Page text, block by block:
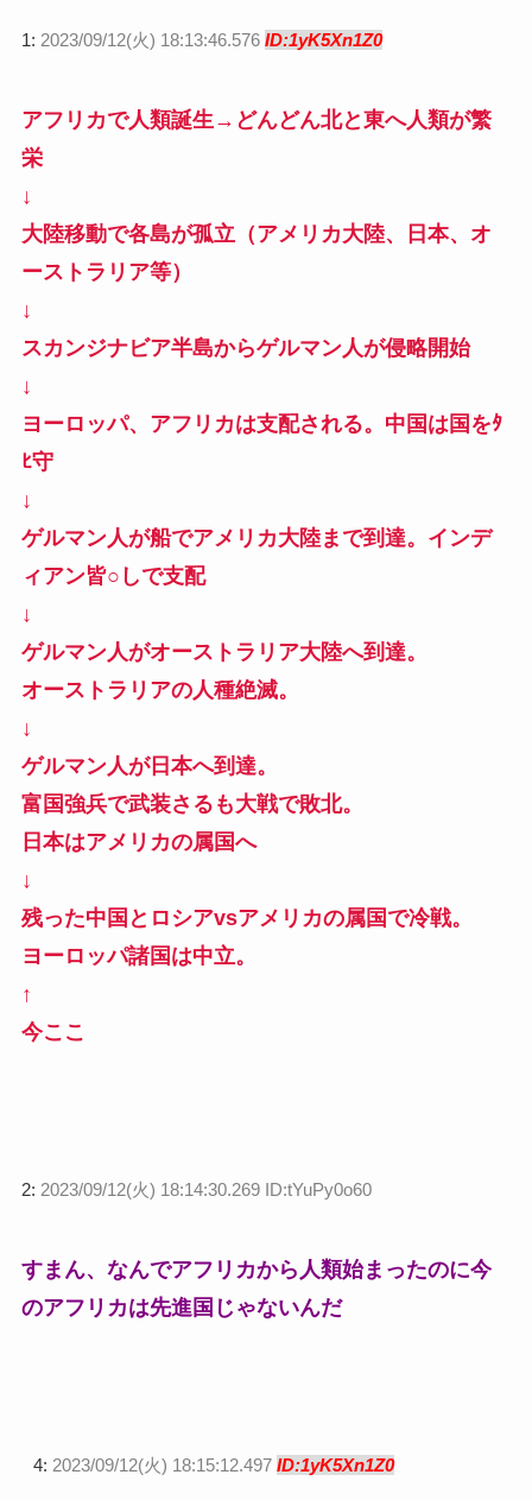
1: 2023/09/12(火) 18:13:46.576 ID:1yK5Xn1Z0
アフリカで人類誕生→どんどん北と東へ人類が繁
栄
↓
大陸移動で各島が孤立（アメリカ大陸、日本、オ
ーストラリア等）
↓
スカンジナビア半島からゲルマン人が侵略開始
↓
ヨーロッパ、アフリカは支配される。中国は国をﾀ
ﾋ守
↓
ゲルマン人が船でアメリカ大陸まで到達。インデ
ィアン皆○しで支配
↓
ゲルマン人がオーストラリア大陸へ到達。
オーストラリアの人種絶滅。
↓
ゲルマン人が日本へ到達。
富国強兵で武装さるも大戦で敗北。
日本はアメリカの属国へ
↓
残った中国とロシアvsアメリカの属国で冷戦。
ヨーロッパ諸国は中立。
↑
今ここ
2: 2023/09/12(火) 18:14:30.269 ID:tYuPy0o60
すまん、なんでアフリカから人類始まったのに今
のアフリカは先進国じゃないんだ
4: 2023/09/12(火) 18:15:12.497 ID:1yK5Xn1Z0